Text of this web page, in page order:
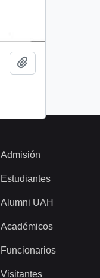
Admisión
Estudiantes
Alumni UAH
Académicos
Funcionarios
Visitantes